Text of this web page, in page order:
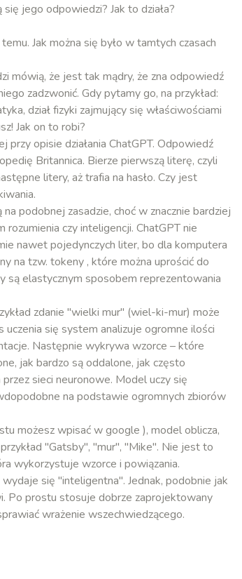
jego odpowiedzi? Jak to działa?
Jak można się było w tamtych czasach
mówią, że jest tak mądry, że zna odpowiedź
zadzwonić. Gdy pytamy go, na przykład:
dział fizyki zajmujący się właściwościami
Jak on to robi?
opisie działania ChatGPT. Odpowiedź
Britannica. Bierze pierwszą literę, czyli
litery, aż trafia na hasło. Czy jest
podobnej zasadzie, choć w znacznie bardziej
czy inteligencji. ChatGPT nie
nawet pojedynczych liter, bo dla komputera
na tzw. tokeny , które można uprościć do
są elastycznym sposobem reprezentowania
zdanie "wielki mur" (wiel-ki-mur) może
się system analizuje ogromne ilości
Następnie wykrywa wzorce – które
jak bardzo są oddalone, jak często
sieci neuronowe. Model uczy się
na podstawie ogromnych zbiorów
możesz wpisać w google ), model oblicza,
"Gatsby", "mur", "Mike". Nie jest to
wykorzystuje wzorce i powiązania.
się "inteligentna". Jednak, podobnie jak
Po prostu stosuje dobrze zaprojektowany
wrażenie wszechwiedzącego.